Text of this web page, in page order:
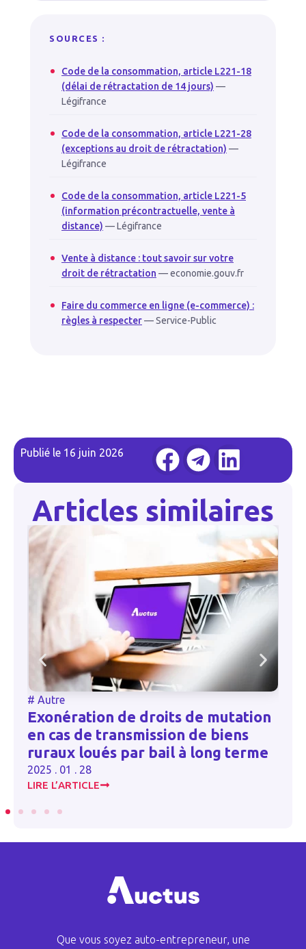
SOURCES :
Code de la consommation, article L221-18
(délai de rétractation de 14 jours) —
Légifrance
Code de la consommation, article L221-28
(exceptions au droit de rétractation) —
Légifrance
Code de la consommation, article L221-5
(information précontractuelle, vente à
distance) — Légifrance
Vente à distance : tout savoir sur votre
droit de rétractation — economie.gouv.fr
Faire du commerce en ligne (e-commerce) :
règles à respecter— Service-Public
Publié le 16 juin 2026
Articles similaires
# Autre
Exonération de droits de mutation
en cas de transmission de biens
ruraux loués par bail à long terme
2025 . 01 . 28
LIRE L’ARTICLE
Que vous soyez auto-entrepreneur, une